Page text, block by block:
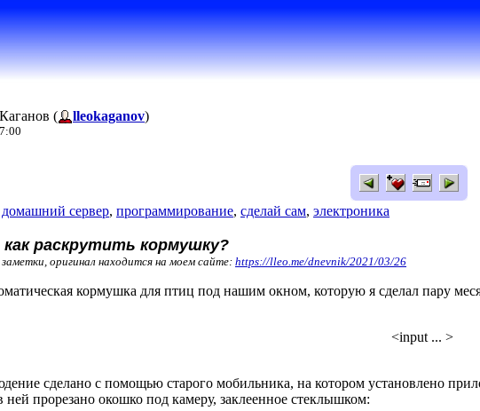
( lleokaganov)
домашний сервер, программирование, сделай сам, электроника
как раскрутить кормушку?
оригинал находится на моем сайте: https://lleo.me/dnevnik/2021/03/26
кормушка для птиц под нашим окном, которую я сделал пару
<input ... >
сделано с помощью старого мобильника, на котором установлено
ней прорезано окошко под камеру, заклеенное стеклышком: